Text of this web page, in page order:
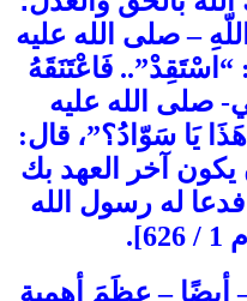
– صلى الله عليه
فَاعْتَنَقَهُ
صلى الله عليه
يَا سَوّادُ؟”، قال:
آخر العهد بك
له رسول الله
أيضًا – عظَمَ أهمية